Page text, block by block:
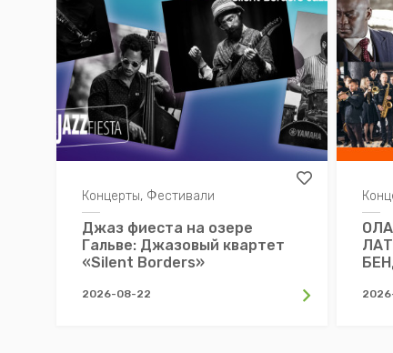
Концерты, Фестивали
Джаз фиеста на озере
Гальве: Джазовый квартет
«Silent Borders»
2026-08-22